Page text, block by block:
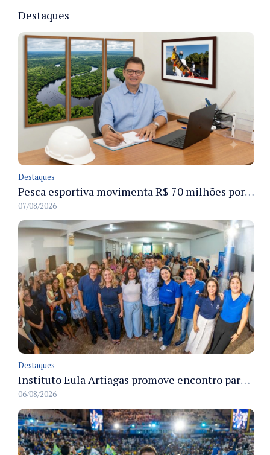
Destaques
Destaques
Pesca esportiva movimenta R$ 70 milhões por ano e ganha espaço na economia sustentável do Amazonas
07/08/2026
Destaques
Instituto Eula Artiagas promove encontro para discutir melhorias para o bairro Petrópolis
06/08/2026